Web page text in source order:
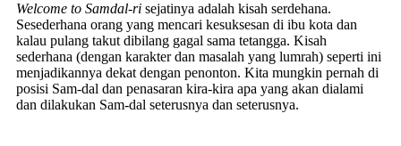
Welcome to Samdal-ri sejatinya adalah kisah serdehana.
Sesederhana orang yang mencari kesuksesan di ibu kota dan
kalau pulang takut dibilang gagal sama tetangga. Kisah
sederhana (dengan karakter dan masalah yang lumrah) seperti ini
menjadikannya dekat dengan penonton. Kita mungkin pernah di
posisi Sam-dal dan penasaran kira-kira apa yang akan dialami
dan dilakukan Sam-dal seterusnya dan seterusnya.